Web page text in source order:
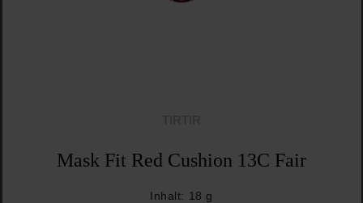
TIRTIR
Mask Fit Red Cushion 13C Fair
Inhalt: 18 g